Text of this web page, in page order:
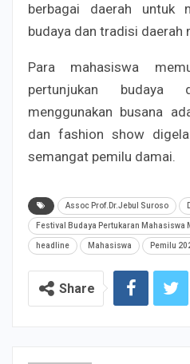
berbagai daerah untuk
budaya dan tradisi daerah
Para mahasiswa
pertunjukan
menggunakan busana
dan fashion show
semangat pemilu damai.
Assoc Prof.Dr.Jebul Suroso
Festival Budaya Pertukaran Mahasiswa
headline Mahasiswa Pemilu
Share